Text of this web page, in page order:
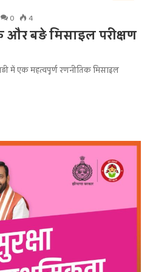
0 4
बड़े मिसाइल परीक्षण
में एक महत्वपूर्ण रणनीतिक मिसाइल